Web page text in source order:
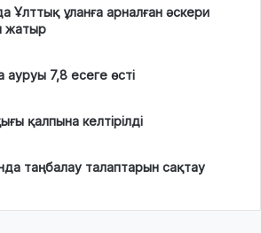
Ұлттық ұланға арналған әскери
жатыр
7,8 есеге өсті
қалпына келтірілді
таңбалау талаптарын сақтау